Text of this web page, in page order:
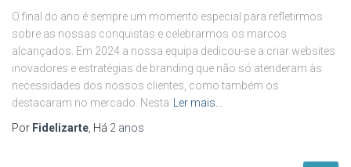
O final do ano é sempre um momento especial para refletirmos
sobre as nossas conquistas e celebrarmos os marcos
alcançados. Em 2024 a nossa equipa dedicou-se a criar websites
inovadores e estratégias de branding que não só atenderam às
necessidades dos nossos clientes, como também os
destacaram no mercado. Nesta
Ler mais…
Por Fidelizarte , Há 2 anos